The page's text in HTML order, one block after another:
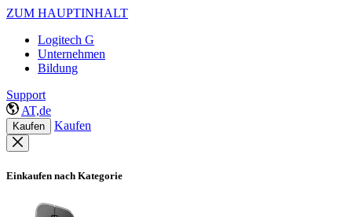
ZUM HAUPTINHALT
Logitech G
Unternehmen
Bildung
Support
AT,de
Kaufen Kaufen
Einkaufen nach Kategorie